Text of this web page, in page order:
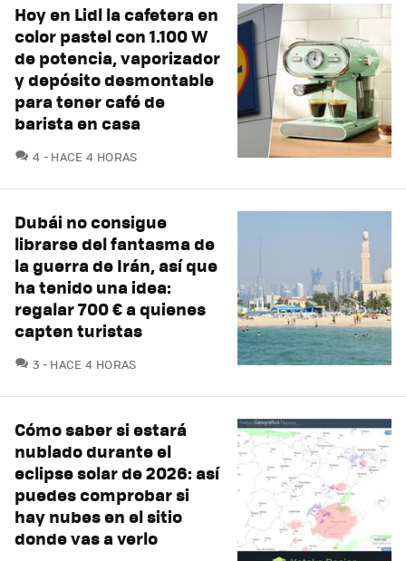
Hoy en Lidl la cafetera en
color pastel con 1.100 W
de potencia, vaporizador
y depósito desmontable
para tener café de
barista en casa
4 COMENTARIOS
HACE 4 HORAS
Dubái no consigue
librarse del fantasma de
la guerra de Irán, así que
ha tenido una idea:
regalar 700 € a quienes
capten turistas
3 COMENTARIOS
HACE 4 HORAS
Cómo saber si estará
nublado durante el
eclipse solar de 2026: así
puedes comprobar si
hay nubes en el sitio
donde vas a verlo